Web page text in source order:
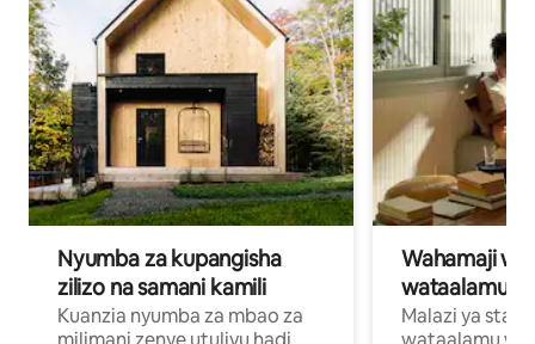
Nyumba za kupangisha
zilizo na samani kamili
Kuanzia nyumba za mbao za
Wahamaji
wataalamu
Malazi ya